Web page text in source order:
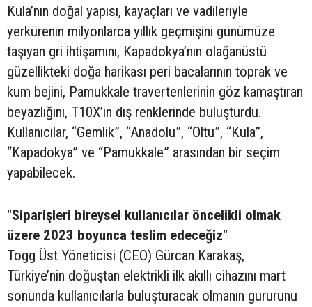
Kula’nın doğal yapısı, kayaçları ve vadileriyle
yerkürenin milyonlarca yıllık geçmişini günümüze
taşıyan gri ihtişamını, Kapadokya’nın olağanüstü
güzellikteki doğa harikası peri bacalarının toprak ve
kum bejini, Pamukkale travertenlerinin göz kamaştıran
beyazlığını, T10X’in dış renklerinde buluşturdu.
Kullanıcılar, “Gemlik”, “Anadolu”, “Oltu”, “Kula”,
“Kapadokya” ve “Pamukkale” arasından bir seçim
yapabilecek.
"Siparişleri bireysel kullanıcılar öncelikli olmak
üzere 2023 boyunca teslim edeceğiz"
Togg Üst Yöneticisi (CEO) Gürcan Karakaş,
Türkiye’nin doğuştan elektrikli ilk akıllı cihazını mart
sonunda kullanıcılarla buluşturacak olmanın gururunu